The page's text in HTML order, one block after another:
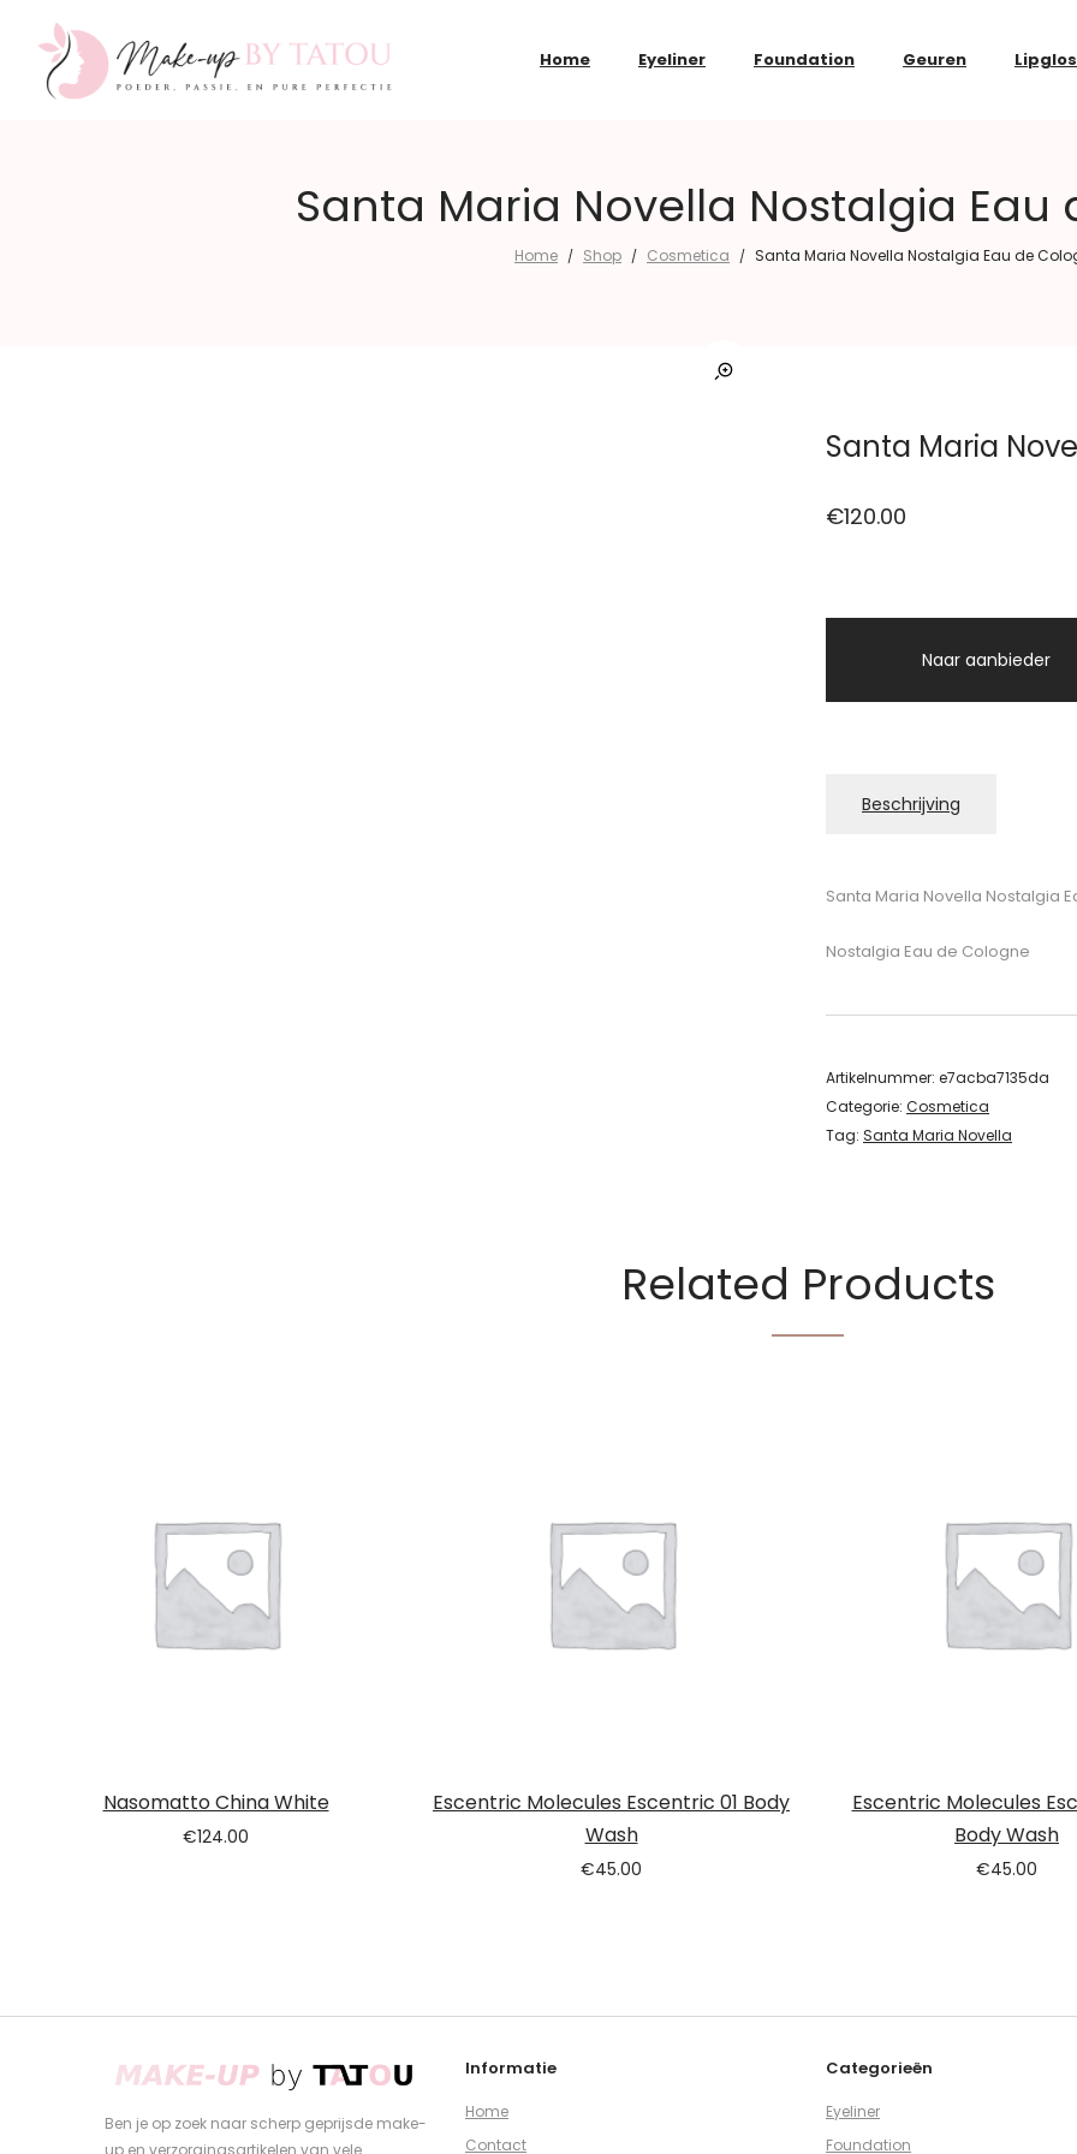
Home Eyeliner Foundation Geuren
Santa Maria Novella Nostalgia Eau
Home / Shop / Cosmetica / Santa Maria Novella Nostalgia Eau de
Santa Maria
€120.00
Naar aanbieder
Beschrijving
Santa Maria Novella Nostalgia
Nostalgia Eau de Cologne
Artikelnummer: e7acba7135da
Categorie: Cosmetica
Tag: Santa Maria Novella
Related Products
Nasomatto China White
€124.00
Escentric Molecules Escentric 01 Body
Wash
€45.00
Escentric Molecules
Body Wash
€45.00
Ben je op zoek naar scherp geprijsde make-
up en verzorgingsartikelen van vele
Informatie
Home
Contact
Categorieën
Eyeliner
Foundation